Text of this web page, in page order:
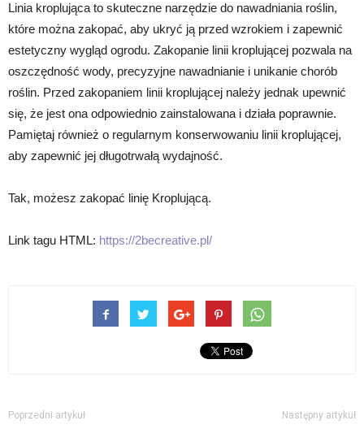
Linia kroplująca to skuteczne narzędzie do nawadniania roślin,
które można zakopać, aby ukryć ją przed wzrokiem i zapewnić
estetyczny wygląd ogrodu. Zakopanie linii kroplującej pozwala na
oszczędność wody, precyzyjne nawadnianie i unikanie chorób
roślin. Przed zakopaniem linii kroplującej należy jednak upewnić
się, że jest ona odpowiednio zainstalowana i działa poprawnie.
Pamiętaj również o regularnym konserwowaniu linii kroplującej,
aby zapewnić jej długotrwałą wydajność.
Tak, możesz zakopać linię Kroplującą.
Link tagu HTML: https://2becreative.pl/
Poprzedni artykuł Następny artykuł